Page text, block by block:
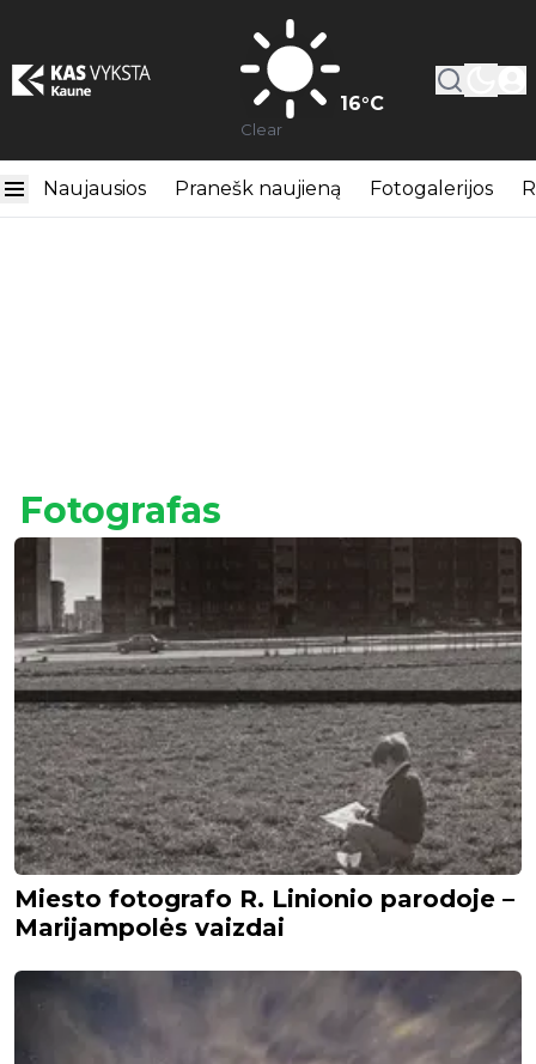
16°C
Clear
Naujausios Pranešk naujieną Fotogalerijos
Fotografas
Miesto fotografo R. Linionio parodoje –
Marijampolės vaizdai